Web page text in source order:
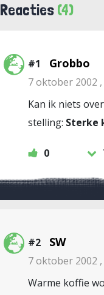
Reacties (4)
#1 Grobbo
7 oktober 2002 ,
Kan ik niets
stelling: Sterke
0
#2 SW
7 oktober 2002 ,
Warme koffie